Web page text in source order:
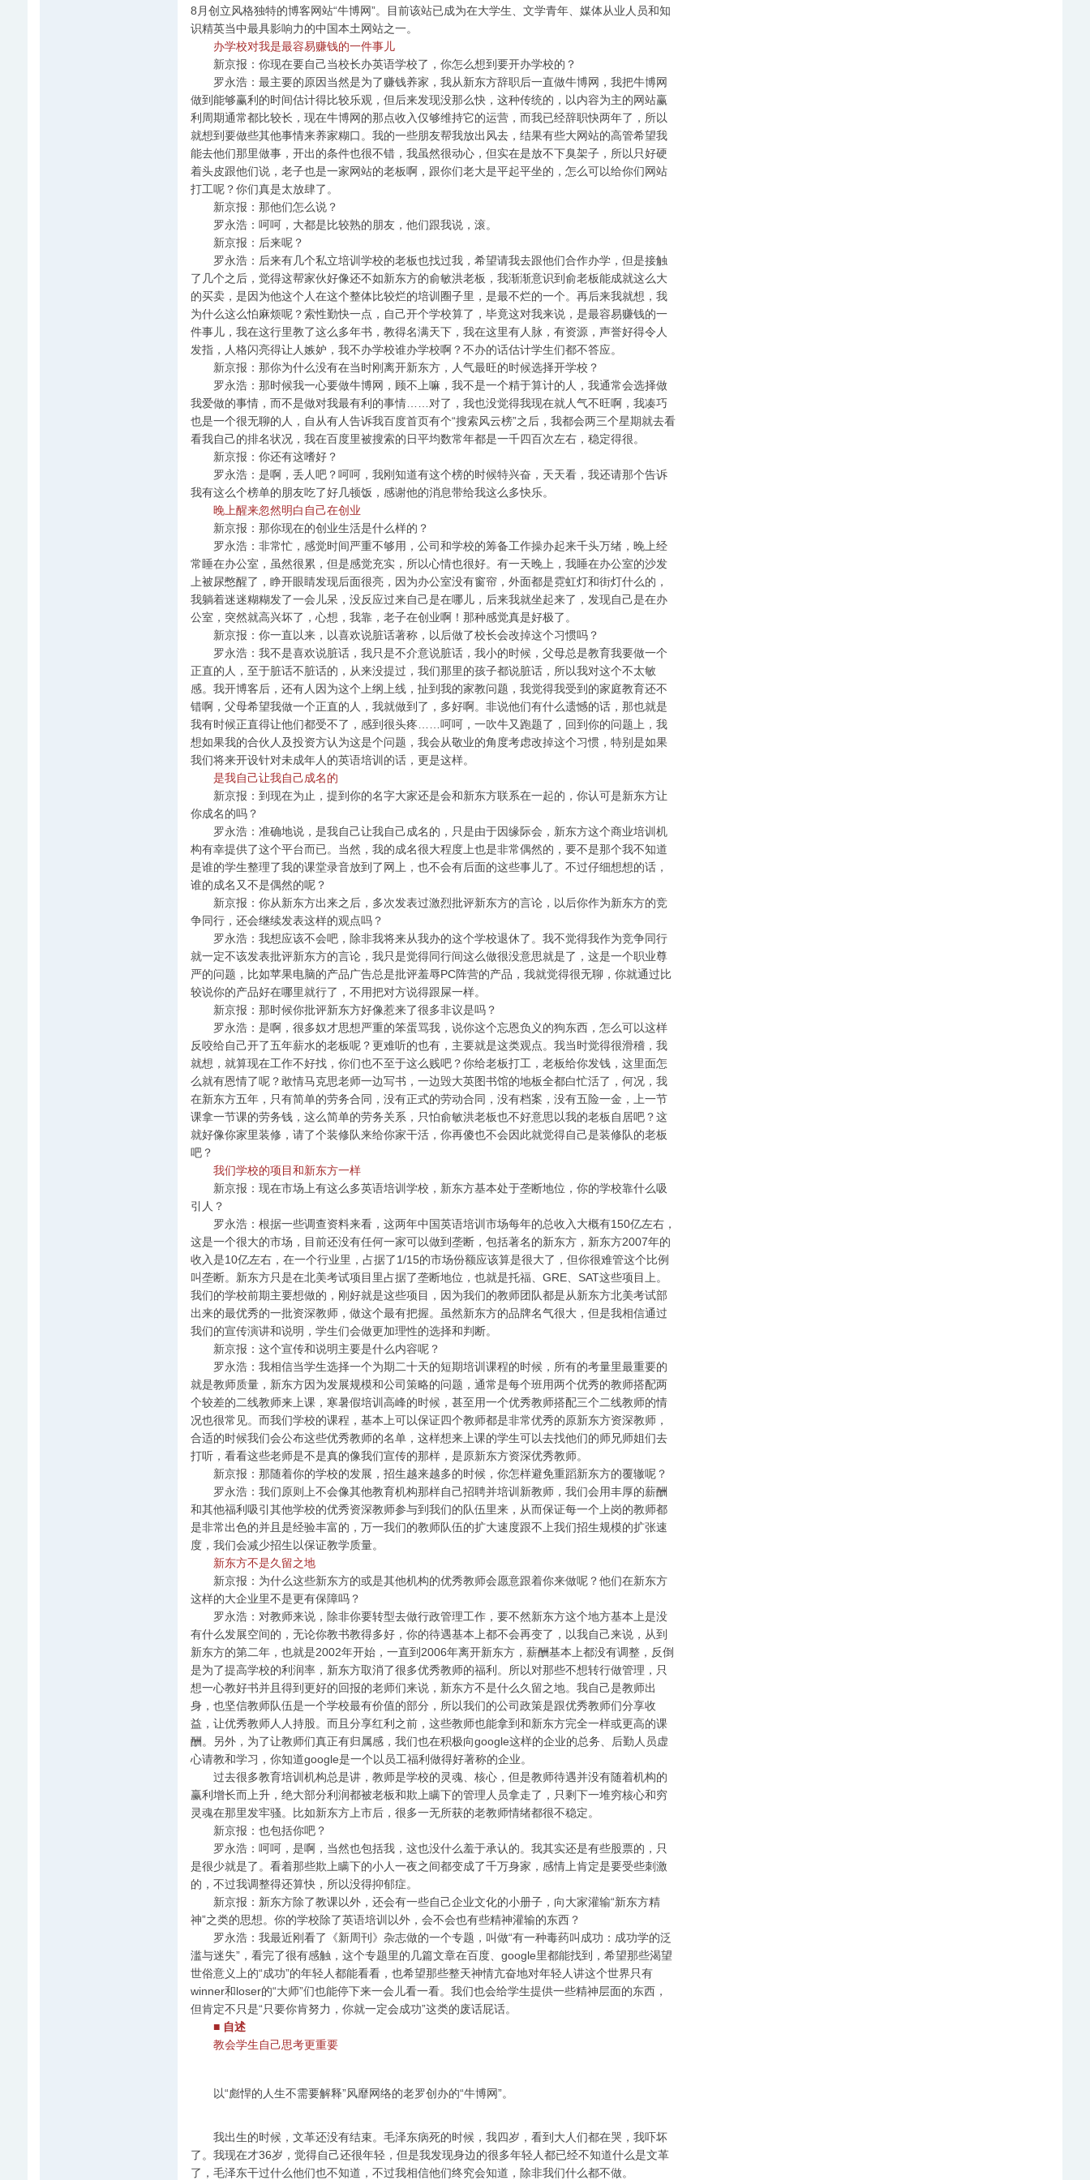
8月创立风格独特的博客网站“牛博网”。目前该站已成为在大学生、文学青年、媒体从业人员和知
识精英当中最具影响力的中国本土网站之一。
办学校对我是最容易赚钱的一件事儿
新京报：你现在要自己当校长办英语学校了，你怎么想到要开办学校的？
罗永浩：最主要的原因当然是为了赚钱养家，我从新东方辞职后一直做牛博网，我把牛博网
做到能够赢利的时间估计得比较乐观，但后来发现没那么快，这种传统的，以内容为主的网站赢
利周期通常都比较长，现在牛博网的那点收入仅够维持它的运营，而我已经辞职快两年了，所以
就想到要做些其他事情来养家糊口。我的一些朋友帮我放出风去，结果有些大网站的高管希望我
能去他们那里做事，开出的条件也很不错，我虽然很动心，但实在是放不下臭架子，所以只好硬
着头皮跟他们说，老子也是一家网站的老板啊，跟你们老大是平起平坐的，怎么可以给你们网站
打工呢？你们真是太放肆了。
新京报：那他们怎么说？
罗永浩：呵呵，大都是比较熟的朋友，他们跟我说，滚。
新京报：后来呢？
罗永浩：后来有几个私立培训学校的老板也找过我，希望请我去跟他们合作办学，但是接触
了几个之后，觉得这帮家伙好像还不如新东方的俞敏洪老板，我渐渐意识到俞老板能成就这么大
的买卖，是因为他这个人在这个整体比较烂的培训圈子里，是最不烂的一个。再后来我就想，我
为什么这么怕麻烦呢？索性勤快一点，自己开个学校算了，毕竟这对我来说，是最容易赚钱的一
件事儿，我在这行里教了这么多年书，教得名满天下，我在这里有人脉，有资源，声誉好得令人
发指，人格闪亮得让人嫉妒，我不办学校谁办学校啊？不办的话估计学生们都不答应。
新京报：那你为什么没有在当时刚离开新东方，人气最旺的时候选择开学校？
罗永浩：那时候我一心要做牛博网，顾不上嘛，我不是一个精于算计的人，我通常会选择做
我爱做的事情，而不是做对我最有利的事情……对了，我也没觉得我现在就人气不旺啊，我凑巧
也是一个很无聊的人，自从有人告诉我百度首页有个“搜索风云榜”之后，我都会两三个星期就去看
看我自己的排名状况，我在百度里被搜索的日平均数常年都是一千四百次左右，稳定得很。
新京报：你还有这嗜好？
罗永浩：是啊，丢人吧？呵呵，我刚知道有这个榜的时候特兴奋，天天看，我还请那个告诉
我有这么个榜单的朋友吃了好几顿饭，感谢他的消息带给我这么多快乐。
晚上醒来忽然明白自己在创业
新京报：那你现在的创业生活是什么样的？
罗永浩：非常忙，感觉时间严重不够用，公司和学校的筹备工作操办起来千头万绪，晚上经
常睡在办公室，虽然很累，但是感觉充实，所以心情也很好。有一天晚上，我睡在办公室的沙发
上被尿憋醒了，睁开眼睛发现后面很亮，因为办公室没有窗帘，外面都是霓虹灯和街灯什么的，
我躺着迷迷糊糊发了一会儿呆，没反应过来自己是在哪儿，后来我就坐起来了，发现自己是在办
公室，突然就高兴坏了，心想，我靠，老子在创业啊！那种感觉真是好极了。
新京报：你一直以来，以喜欢说脏话著称，以后做了校长会改掉这个习惯吗？
罗永浩：我不是喜欢说脏话，我只是不介意说脏话，我小的时候，父母总是教育我要做一个
正直的人，至于脏话不脏话的，从来没提过，我们那里的孩子都说脏话，所以我对这个不太敏
感。我开博客后，还有人因为这个上纲上线，扯到我的家教问题，我觉得我受到的家庭教育还不
错啊，父母希望我做一个正直的人，我就做到了，多好啊。非说他们有什么遗憾的话，那也就是
我有时候正直得让他们都受不了，感到很头疼……呵呵，一吹牛又跑题了，回到你的问题上，我
想如果我的合伙人及投资方认为这是个问题，我会从敬业的角度考虑改掉这个习惯，特别是如果
我们将来开设针对未成年人的英语培训的话，更是这样。
是我自己让我自己成名的
新京报：到现在为止，提到你的名字大家还是会和新东方联系在一起的，你认可是新东方让
你成名的吗？
罗永浩：准确地说，是我自己让我自己成名的，只是由于因缘际会，新东方这个商业培训机
构有幸提供了这个平台而已。当然，我的成名很大程度上也是非常偶然的，要不是那个我不知道
是谁的学生整理了我的课堂录音放到了网上，也不会有后面的这些事儿了。不过仔细想想的话，
谁的成名又不是偶然的呢？
新京报：你从新东方出来之后，多次发表过激烈批评新东方的言论，以后你作为新东方的竞
争同行，还会继续发表这样的观点吗？
罗永浩：我想应该不会吧，除非我将来从我办的这个学校退休了。我不觉得我作为竞争同行
就一定不该发表批评新东方的言论，我只是觉得同行间这么做很没意思就是了，这是一个职业尊
严的问题，比如苹果电脑的产品广告总是批评羞辱PC阵营的产品，我就觉得很无聊，你就通过比
较说你的产品好在哪里就行了，不用把对方说得跟屎一样。
新京报：那时候你批评新东方好像惹来了很多非议是吗？
罗永浩：是啊，很多奴才思想严重的笨蛋骂我，说你这个忘恩负义的狗东西，怎么可以这样
反咬给自己开了五年薪水的老板呢？更难听的也有，主要就是这类观点。我当时觉得很滑稽，我
就想，就算现在工作不好找，你们也不至于这么贱吧？你给老板打工，老板给你发钱，这里面怎
么就有恩情了呢？敢情马克思老师一边写书，一边毁大英图书馆的地板全都白忙活了，何况，我
在新东方五年，只有简单的劳务合同，没有正式的劳动合同，没有档案，没有五险一金，上一节
课拿一节课的劳务钱，这么简单的劳务关系，只怕俞敏洪老板也不好意思以我的老板自居吧？这
就好像你家里装修，请了个装修队来给你家干活，你再傻也不会因此就觉得自己是装修队的老板
吧？
我们学校的项目和新东方一样
新京报：现在市场上有这么多英语培训学校，新东方基本处于垄断地位，你的学校靠什么吸
引人？
罗永浩：根据一些调查资料来看，这两年中国英语培训市场每年的总收入大概有150亿左右，
这是一个很大的市场，目前还没有任何一家可以做到垄断，包括著名的新东方，新东方2007年的
收入是10亿左右，在一个行业里，占据了1/15的市场份额应该算是很大了，但你很难管这个比例
叫垄断。新东方只是在北美考试项目里占据了垄断地位，也就是托福、GRE、SAT这些项目上。
我们的学校前期主要想做的，刚好就是这些项目，因为我们的教师团队都是从新东方北美考试部
出来的最优秀的一批资深教师，做这个最有把握。虽然新东方的品牌名气很大，但是我相信通过
我们的宣传演讲和说明，学生们会做更加理性的选择和判断。
新京报：这个宣传和说明主要是什么内容呢？
罗永浩：我相信当学生选择一个为期二十天的短期培训课程的时候，所有的考量里最重要的
就是教师质量，新东方因为发展规模和公司策略的问题，通常是每个班用两个优秀的教师搭配两
个较差的二线教师来上课，寒暑假培训高峰的时候，甚至用一个优秀教师搭配三个二线教师的情
况也很常见。而我们学校的课程，基本上可以保证四个教师都是非常优秀的原新东方资深教师，
合适的时候我们会公布这些优秀教师的名单，这样想来上课的学生可以去找他们的师兄师姐们去
打听，看看这些老师是不是真的像我们宣传的那样，是原新东方资深优秀教师。
新京报：那随着你的学校的发展，招生越来越多的时候，你怎样避免重蹈新东方的覆辙呢？
罗永浩：我们原则上不会像其他教育机构那样自己招聘并培训新教师，我们会用丰厚的薪酬
和其他福利吸引其他学校的优秀资深教师参与到我们的队伍里来，从而保证每一个上岗的教师都
是非常出色的并且是经验丰富的，万一我们的教师队伍的扩大速度跟不上我们招生规模的扩张速
度，我们会减少招生以保证教学质量。
新东方不是久留之地
新京报：为什么这些新东方的或是其他机构的优秀教师会愿意跟着你来做呢？他们在新东方
这样的大企业里不是更有保障吗？
罗永浩：对教师来说，除非你要转型去做行政管理工作，要不然新东方这个地方基本上是没
有什么发展空间的，无论你教书教得多好，你的待遇基本上都不会再变了，以我自己来说，从到
新东方的第二年，也就是2002年开始，一直到2006年离开新东方，薪酬基本上都没有调整，反倒
是为了提高学校的利润率，新东方取消了很多优秀教师的福利。所以对那些不想转行做管理，只
想一心教好书并且得到更好的回报的老师们来说，新东方不是什么久留之地。我自己是教师出
身，也坚信教师队伍是一个学校最有价值的部分，所以我们的公司政策是跟优秀教师们分享收
益，让优秀教师人人持股。而且分享红利之前，这些教师也能拿到和新东方完全一样或更高的课
酬。另外，为了让教师们真正有归属感，我们也在积极向google这样的企业的总务、后勤人员虚
心请教和学习，你知道google是一个以员工福利做得好著称的企业。
过去很多教育培训机构总是讲，教师是学校的灵魂、核心，但是教师待遇并没有随着机构的
赢利增长而上升，绝大部分利润都被老板和欺上瞒下的管理人员拿走了，只剩下一堆穷核心和穷
灵魂在那里发牢骚。比如新东方上市后，很多一无所获的老教师情绪都很不稳定。
新京报：也包括你吧？
罗永浩：呵呵，是啊，当然也包括我，这也没什么羞于承认的。我其实还是有些股票的，只
是很少就是了。看着那些欺上瞒下的小人一夜之间都变成了千万身家，感情上肯定是要受些刺激
的，不过我调整得还算快，所以没得抑郁症。
新京报：新东方除了教课以外，还会有一些自己企业文化的小册子，向大家灌输“新东方精
神”之类的思想。你的学校除了英语培训以外，会不会也有些精神灌输的东西？
罗永浩：我最近刚看了《新周刊》杂志做的一个专题，叫做“有一种毒药叫成功：成功学的泛
滥与迷失”，看完了很有感触，这个专题里的几篇文章在百度、google里都能找到，希望那些渴望
世俗意义上的“成功”的年轻人都能看看，也希望那些整天神情亢奋地对年轻人讲这个世界只有
winner和loser的“大师”们也能停下来一会儿看一看。我们也会给学生提供一些精神层面的东西，
但肯定不只是“只要你肯努力，你就一定会成功”这类的废话屁话。
■ 自述
教会学生自己思考更重要
以“彪悍的人生不需要解释”风靡网络的老罗创办的“牛博网”。
我出生的时候，文革还没有结束。毛泽东病死的时候，我四岁，看到大人们都在哭，我吓坏
了。我现在才36岁，觉得自己还很年轻，但是我发现身边的很多年轻人都已经不知道什么是文革
了，毛泽东干过什么他们也不知道，不过我相信他们终究会知道，除非我们什么都不做。